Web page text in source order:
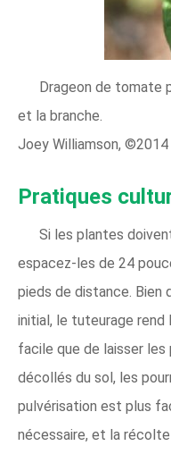
Drageon de tomate
et la branche.
Joey Williamson, ©2014
Pratiques
Si les plantes
espacez-les de 24
pieds de distance. Bien
initial, le tuteurage
facile que de laisser
décollés du sol, les
pulvérisation est plus
nécessaire, et la